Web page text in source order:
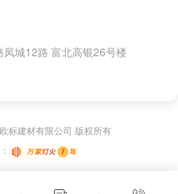
城12路 富北高银26号楼
标建材有限公司 版权所有